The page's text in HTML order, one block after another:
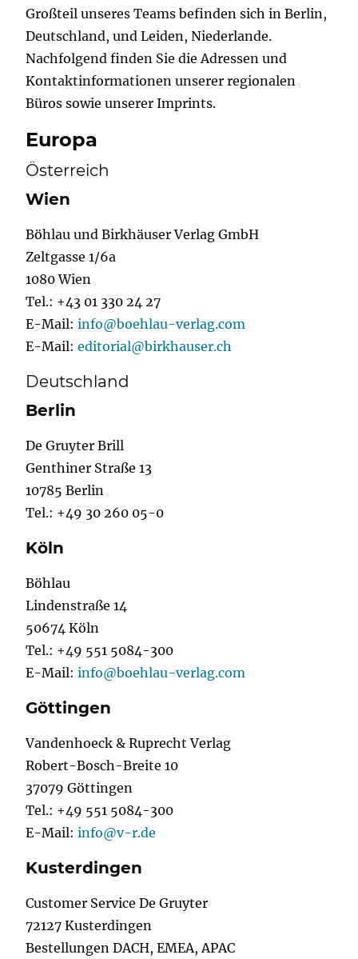
Großteil unseres Teams befinden sich in Berlin,
Deutschland, und Leiden, Niederlande.
Nachfolgend finden Sie die Adressen und
Kontaktinformationen unserer regionalen
Büros sowie unserer Imprints.
Europa
Österreich
Wien
Böhlau und Birkhäuser Verlag GmbH
Zeltgasse 1/6a
1080 Wien
Tel.: +43 01 330 24 27
E-Mail: info@boehlau-verlag.com
E-Mail: editorial@birkhauser.ch
Deutschland
Berlin
De Gruyter Brill
Genthiner Straße 13
10785 Berlin
Tel.: +49 30 260 05-0
Köln
Böhlau
Lindenstraße 14
50674 Köln
Tel.: +49 551 5084-300
E-Mail: info@boehlau-verlag.com
Göttingen
Vandenhoeck & Ruprecht Verlag
Robert-Bosch-Breite 10
37079 Göttingen
Tel.: +49 551 5084-300
E-Mail: info@v-r.de
Kusterdingen
Customer Service De Gruyter
72127 Kusterdingen
Bestellungen DACH, EMEA, APAC